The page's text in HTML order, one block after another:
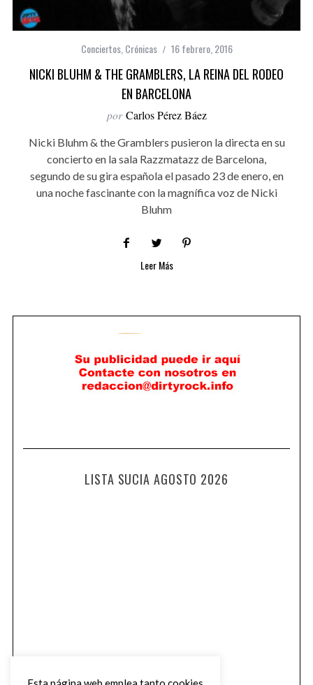
Conciertos, Crónicas 16 febrero, 2016
NICKI BLUHM & THE GRAMBLERS, LA REINA DEL RODEO
EN BARCELONA
por Carlos Pérez Báez
Nicki Bluhm & the Gramblers pusieron la directa en su
concierto en la sala Razzmatazz de Barcelona,
segundo de su gira española el pasado 23 de enero, en
una noche fascinante con la magnífica voz de Nicki
Bluhm
Leer Más
LISTA SUCIA AGOSTO 2026